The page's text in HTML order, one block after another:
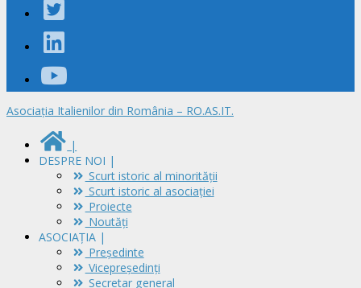
Asociația Italienilor din România – RO.AS.IT.
|
DESPRE NOI |
Scurt istoric al minorităţii
Scurt istoric al asociaţiei
Proiecte
Noutăți
ASOCIAȚIA |
Președinte
Vicepreședinți
Secretar general